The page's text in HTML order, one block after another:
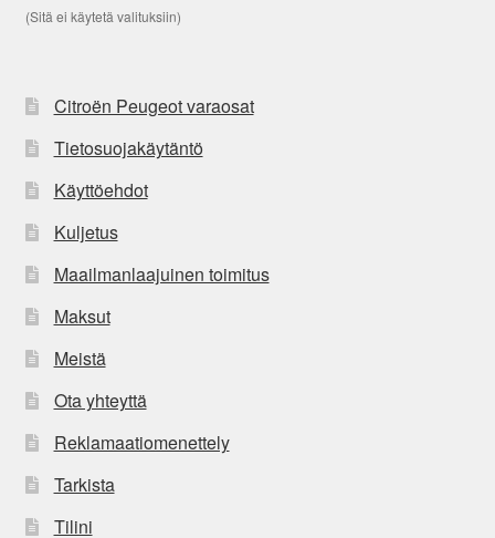
(Sitä ei käytetä valituksiin)
Citroën Peugeot varaosat
Tietosuojakäytäntö
Käyttöehdot
Kuljetus
Maailmanlaajuinen toimitus
Maksut
Meistä
Ota yhteyttä
Reklamaatiomenettely
Tarkista
Tilini